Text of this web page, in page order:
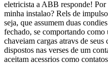
eletricista a ABB responde!
minha instalao? Rels de
seja, que assumem duas
fechado, se comportando
chaveiam cargas atravs de
dispostos nas verses de um
aceitam acessrios como